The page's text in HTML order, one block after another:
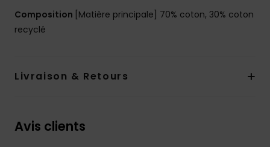
Composition [Matière principale] 70% coton, 30% coton
recyclé
Livraison & Retours
Avis clients